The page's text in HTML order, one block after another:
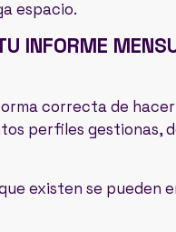
espacio.
INFORME
correcta de
perfiles gestionas,
existen se pueden